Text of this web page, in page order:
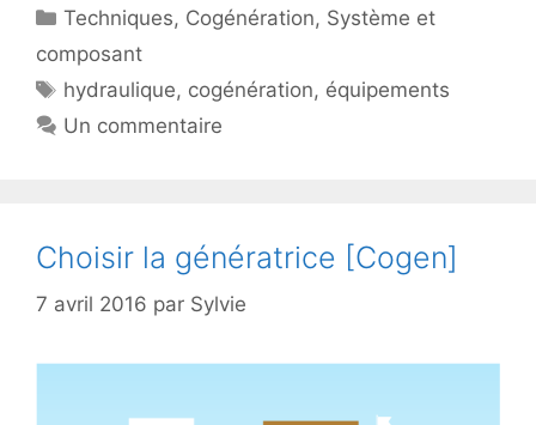
Catégories
Techniques, Cogénération, Système et
composant
Étiquettes
hydraulique, cogénération, équipements
Un commentaire
Choisir la génératrice [Cogen]
7 avril 2016 par Sylvie